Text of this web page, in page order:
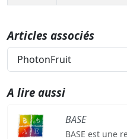
Articles associés
PhotonFruit
A lire aussi
BASE
BASE est une